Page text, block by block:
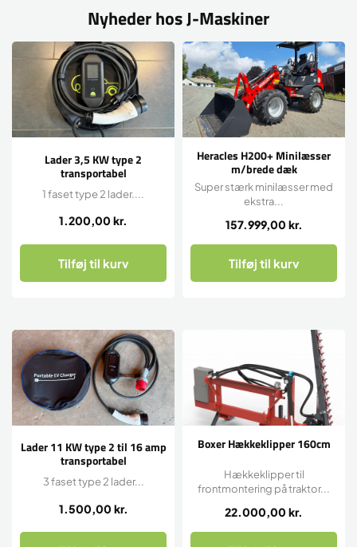
Nyheder hos J-Maskiner
Lader 3,5 KW type 2
transportabel
1.200,00 kr.
1 faset type 2 lader....
Tilføj til kurv
Heracles H200+ Minilæsser
m/brede dæk
157.999,00 kr.
Super stærk minilæsser med
ekstra...
Tilføj til kurv
Lader 11 KW type 2 til 16 amp
transportabel
1.500,00 kr.
3 faset type 2 lader...
Boxer Hækkeklipper 160cm
22.000,00 kr.
Hækkeklipper til
frontmontering på traktor...